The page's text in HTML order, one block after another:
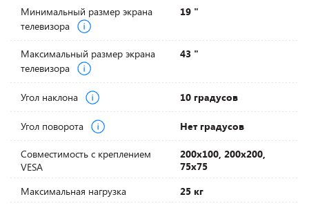
Минимальный размер экрана
телевизора
19 "
Максимальный размер экрана
телевизора
43 "
Угол наклона 10 градусов
Угол поворота Нет градусов
Совместимость с креплением
VESA
200х100, 200х200,
75х75
Максимальная нагрузка
25 кг